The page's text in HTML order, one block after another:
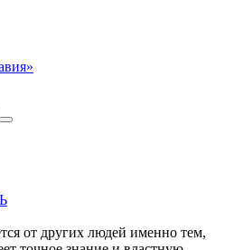
от других людей именно тем,